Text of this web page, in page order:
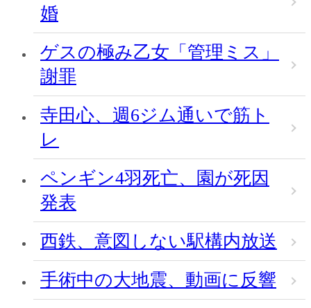
婚
ゲスの極み乙女「管理ミス」
謝罪
寺田心、週6ジム通いで筋ト
レ
ペンギン4羽死亡、園が死因
発表
西鉄、意図しない駅構内放送
手術中の大地震、動画に反響